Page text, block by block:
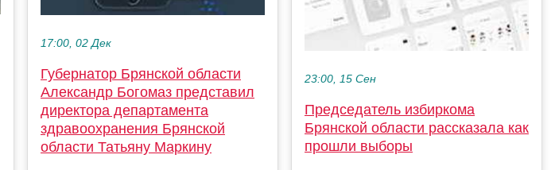
17:00, 02 Дек
Губернатор Брянской области
Александр Богомаз представил
директора департамента
здравоохранения Брянской
области Татьяну Маркину
23:00, 15 Сен
Председатель избиркома
Брянской области рассказала как
прошли выборы